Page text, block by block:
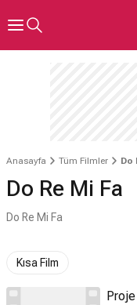
Anasayfa Tüm Filmler Do
Do Re Mi Fa
Do Re Mi Fa
Kısa Film